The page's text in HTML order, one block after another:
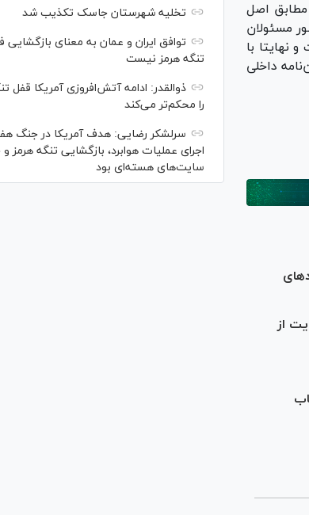
شماره ثبت ۹۰۹ جهت رسیدگی مطابق اصل
مسئولان
نهایتا با
۳ سال تصویب شد که اینک گزارش آن در اجرای ماده ۱۶۷ آیین‌نامه داخلی
از
تخلیه شهرستان جاسک تکذیب شد
توافق ایران و عمان به معنای بازگشایی
تنگه هرمز نیست
ذوالقدر: ادامه آتش‌افروزی آمریکا قفل
را محکم‌تر می‌کند
سرلشکر رضایی: هدف آمریکا در جنگ
اجرای عملیات هوابرد، بازگشایی تنگه هرمز
سایت‌های هسته‌ای بود